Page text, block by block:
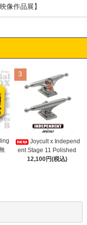
像作品展】
3
Joycult x Independ
ent Stage 11 Polished
12,100円(税込)